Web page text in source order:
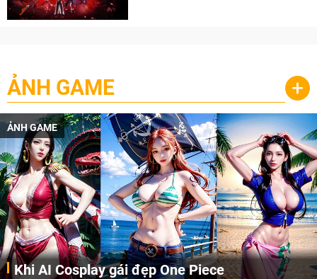
ẢNH GAME +
ẢNH GAME
Khi AI Cosplay gái đẹp One Piece